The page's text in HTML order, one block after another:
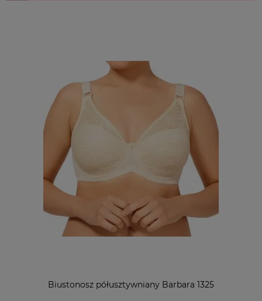
Biustonosz półusztywniany Barbara 1325